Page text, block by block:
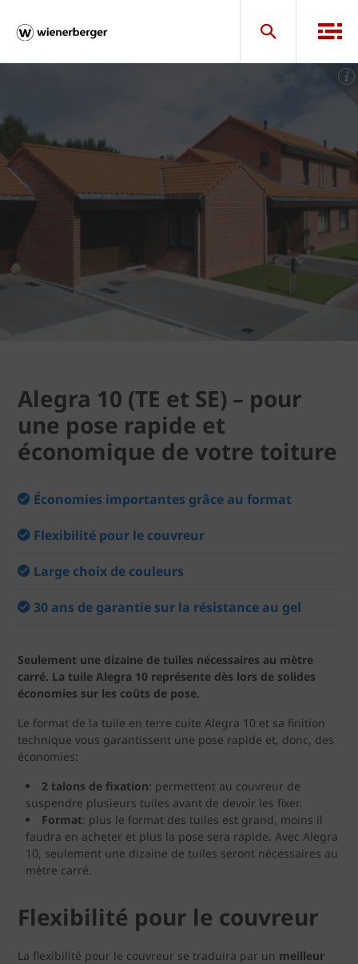
Alegra 10 (TE et SE) – pour
une pose rapide et
économique de votre toiture
Économies importantes grâce au format
Flexibilité pour le couvreur
Large choix de couleurs
30 ans de garantie sur la résistance au gel
Seulement une dizaine de tuiles nécessaires au mètre
carré. La tuile Alegra 10 représente dès lors de solides
économies sur les coûts de pose.
Le format de la tuile en terre cuite Alegra 10 et sa finition
technique vous garantissent une pose rapide et, donc, des
économies:
2 talons de fixation: permettent au couvreur de
suspendre plusieurs tuiles avant de devoir les fixer.
Format: plus le format des tuiles est grand, moins il
faudra en acheter et plus la pose sera rapide. Avec Alegra
10, seulement une dizaine de tuiles seront nécessaires au
mètre carré.
Flexibilité pour le couvreur
La flexibilité pour le couvreur se traduira par un meilleur